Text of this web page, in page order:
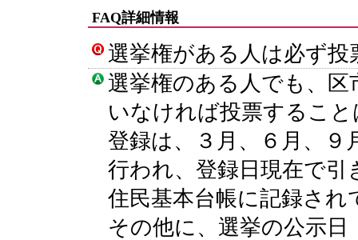
FAQ詳細情報
選挙権がある人は必ず
選挙権のある人でも、
いなければ投票するこ
登録は、３月、６月、９
行われ、登録日現在で
住民基本台帳に記録さ
その他に、選挙の公示